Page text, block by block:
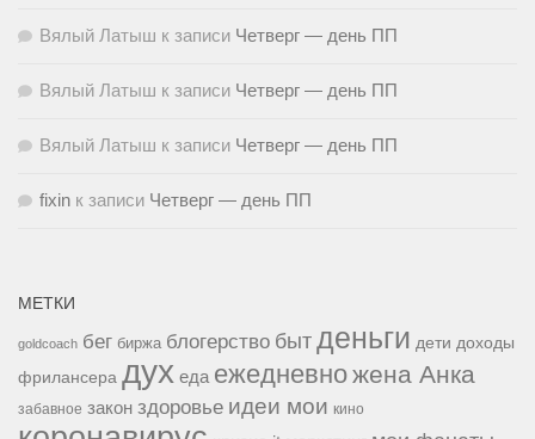
Вялый Латыш к записи Четверг — день ПП
Вялый Латыш к записи Четверг — день ПП
Вялый Латыш к записи Четверг — день ПП
fixin к записи Четверг — день ПП
МЕТКИ
goldcoach бег биржа блогерство быт деньги дети доходы
фрилансера дух еда ежедневножена Анка
забавное закон здоровье идеи мои кино